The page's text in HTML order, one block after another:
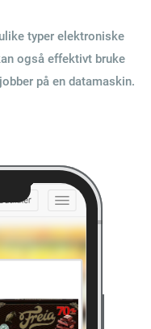
typer elektroniske
også effektivt bruke
på en datamaskin.